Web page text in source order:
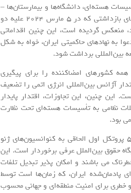
هسته‌ای، دانشگاه‌ها و بیمارستان‌ها –
هنجارهای بنیادین حقوق بین‌الملل بشردوستانه را نقض می‌کند. چنانکه در حکم‌های بازداشتی که در ۵ مارس ۲۰۲۴ علیه دو
منعکس گردیده است، این چنین اقداماتی
به نهادهای حاکمیتی ایران، خواه به شکل
بین‌المللی برداشت شود.
کشورهای امضاکننده را برای پیگیری
آژانس بین‌المللی انرژی اتمی را تضعیف
این چنین، این تجاوزات، اقتدار پایدار
که حملات نظامی به تأسیسات هسته‌ای تحت نظارت
بود.
اما غیرقانونی بودن این تجاوز، حتی فراتر از موارد فوق است. این تجاوز، ماده ۵۶ پروتکل اول الحاقی به کنوانسیون‌های ژنو
حقوق بین‌الملل عرفی برخوردار است. این
می باشند و امکان پذیر تبدیل تلفات
پادمان‌شده ایران، که زمان‌ها است توسط
خطری برای امنیت منطقه‌ای و جهانی محسوب